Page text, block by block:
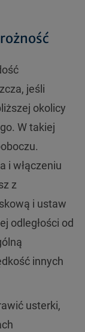
jeśli
okolicy
W takiej
i włączeniu
z
i ustaw
odległości od
innych
usterki,